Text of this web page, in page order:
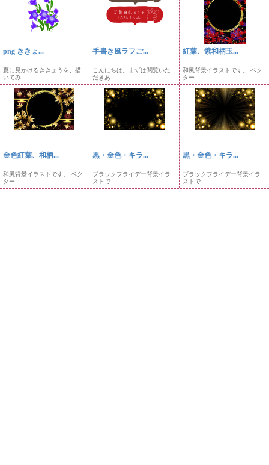
png ききょ...
夏に見かけるききょうを、描
いてみ...
手書き風ラフご...
こんにちは。まずは閲覧いた
だきあ...
紅葉、紫和柄玉...
和風背景イラストです。 ベク
ター...
金色紅葉、和柄...
和風背景イラストです。 ベク
ター...
黒・金色・キラ...
ブラックフライデー背景イラ
ストで...
黒・金色・キラ...
ブラックフライデー背景イラ
ストで...